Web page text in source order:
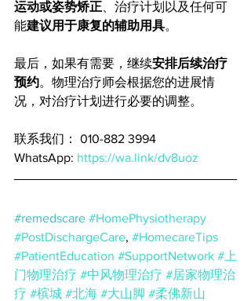
运动或姿势矫正 、治疗计划以及任何可
能建议用于康复的辅助用具。
最后，如果有需要，继续安排后续治疗
预约。物理治疗师会根据您的进展情
况，对治疗计划进行必要的调整。
联系我们： 010-882 3994
WhatsApp: https://wa.link/dv8uoz
#remedscare #HomePhysiotherapy
#PostDischargeCare, #HomecareTips
#PatientEducation #SupportNetwork #上
门物理治疗 #中风物理治疗 #居家物理治
疗 #槟城 #北海 #大山脚 #柔佛新山